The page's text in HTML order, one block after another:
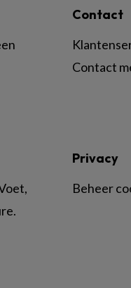
Contact
Contact
Privacy
Beheer